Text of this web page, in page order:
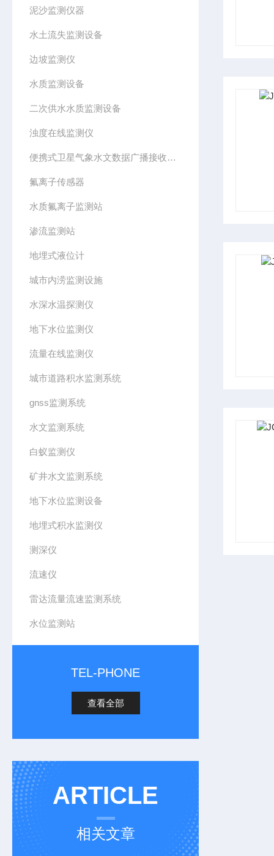
泥沙监测仪器
水土流失监测设备
边坡监测仪
水质监测设备
二次供水水质监测设备
浊度在线监测仪
便携式卫星气象水文数据广播接收设备
氟离子传感器
水质氟离子监测站
渗流监测站
地埋式液位计
城市内涝监测设施
水深水温探测仪
地下水位监测仪
流量在线监测仪
城市道路积水监测系统
gnss监测系统
水文监测系统
白蚁监测仪
矿井水文监测系统
地下水位监测设备
地埋式积水监测仪
测深仪
流速仪
雷达流量流速监测系统
水位监测站
TEL-PHONE
查看全部
ARTICLE
相关文章